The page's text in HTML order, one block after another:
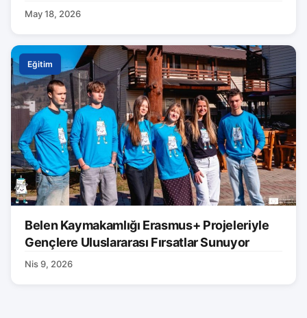
May 18, 2026
Eğitim
Belen Kaymakamlığı Erasmus+ Projeleriyle
Gençlere Uluslararası Fırsatlar Sunuyor
Nis 9, 2026